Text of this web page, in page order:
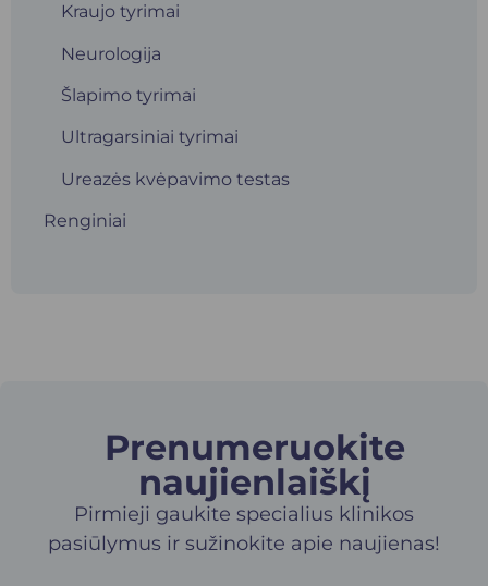
Kraujo tyrimai
Neurologija
Šlapimo tyrimai
Ultragarsiniai tyrimai
Ureazės kvėpavimo testas
Renginiai
Prenumeruokite
naujienlaiškį​
Pirmieji gaukite specialius klinikos
pasiūlymus ir sužinokite apie naujienas!